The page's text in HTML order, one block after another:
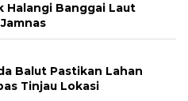
Halangi Banggai Laut
Balut Pastikan Lahan
Tinjau Lokasi